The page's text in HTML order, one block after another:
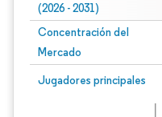
(2026 - 2031)
Concentración del
Mercado
Jugadores principales
Imagen © Mordor Intelligence.